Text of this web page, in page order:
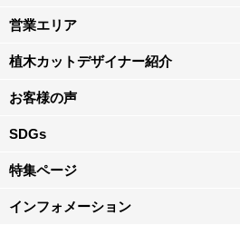
営業エリア
植木カットデザイナー紹介
お客様の声
SDGs
特集ページ
インフォメーション